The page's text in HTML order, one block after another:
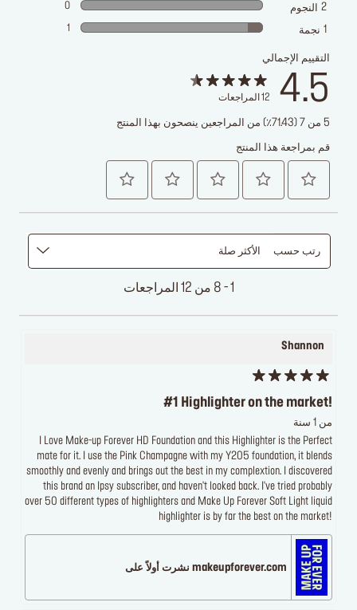
2 النجوم 0
1 نجمة 1
التقييم الإجمالي
4.5
12 المراجعات
5 من 7 (71.43٪) من المراجعين ينصحون بهذا المنتج
قم بمراجعة هذا المنتج
1 - 8 من 12 المراجعات
رتب حسب الأكثر صلة
Shannon
#1 Highlighter on the market!
من 1 سنة
I Love Make-up Forever HD Foundation and this Highlighter is the Perfect
mate for it. I use the Pink Champagne with my Y205 foundation, it blends
smoothly and evenly and brings out the best in my complextion. I discovered
this brand an Ipsy subscriber, and haven't looked back. I've tried probably
over 50 different types of highlighters and Make Up Forever Soft Light liquid
highlighter is by far the best on the market!
makeupforever.com نشرت أولاً على